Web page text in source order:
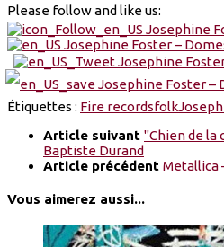
Please follow and like us:
Étiquettes : Fire recordsfolk
Article suivant "Chien de la
Baptiste Durand
Article précédent Metallica
Vous aimerez aussi...